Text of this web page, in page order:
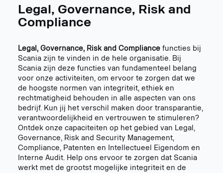
Risk
and
Compliance
Legal, Governance, Risk and
Compliance
Legal, Governance, Risk and Compliance functies bij
Scania zijn te vinden in de hele organisatie. Bij
Scania zijn deze functies van fundamenteel belang
voor onze activiteiten, om ervoor te zorgen dat we
de hoogste normen van integriteit, ethiek en
rechtmatigheid behouden in alle aspecten van ons
bedrijf. Kun jij het verschil maken door transparantie,
verantwoordelijkheid en vertrouwen te stimuleren?
Ontdek onze capaciteiten op het gebied van Legal,
Governance, Risk and Security Management,
Compliance, Patenten en Intellectueel Eigendom en
Interne Audit. Help ons ervoor te zorgen dat Scania
werkt met de grootst mogelijke integriteit en de